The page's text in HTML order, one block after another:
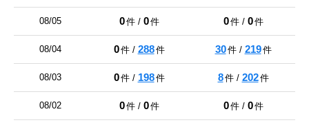
08/05 0件 / 0件 0件 / 0件
08/04 0件 / 288件 30件 / 219件
08/03 0件 / 198件 8件 / 202件
08/02 0件 / 0件 0件 / 0件